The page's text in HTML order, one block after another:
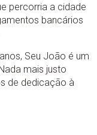
percorria a cidade
bancários
Seu João é um
mais justo
de dedicação à